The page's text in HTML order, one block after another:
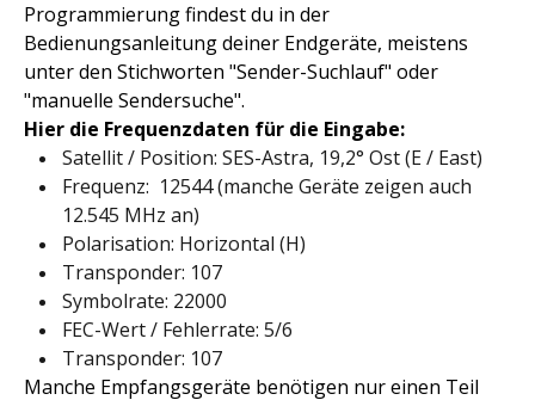
Programmierung findest du in der
Bedienungsanleitung deiner Endgeräte, meistens
unter den Stichworten "Sender-Suchlauf" oder
"manuelle Sendersuche".
Hier die Frequenzdaten für die Eingabe:
Satellit / Position: SES-Astra, 19,2° Ost (E / East)
Frequenz: 12544 (manche Geräte zeigen auch
12.545 MHz an)
Polarisation: Horizontal (H)
Transponder: 107
Symbolrate: 22000
FEC-Wert / Fehlerrate: 5/6
Transponder: 107
Manche Empfangsgeräte benötigen nur einen Teil